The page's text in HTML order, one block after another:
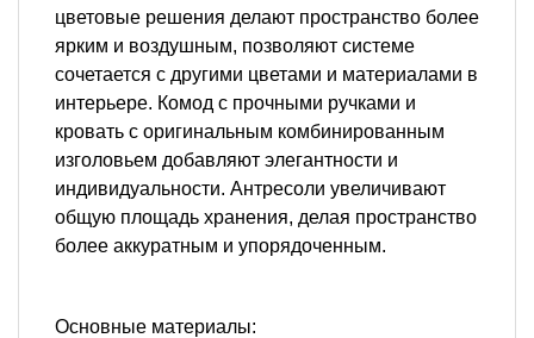
цветовые решения делают пространство более
ярким и воздушным, позволяют системе
сочетается с другими цветами и материалами в
интерьере. Комод с прочными ручками и
кровать с оригинальным комбинированным
изголовьем добавляют элегантности и
индивидуальности. Антресоли увеличивают
общую площадь хранения, делая пространство
более аккуратным и упорядоченным.
Основные материалы: